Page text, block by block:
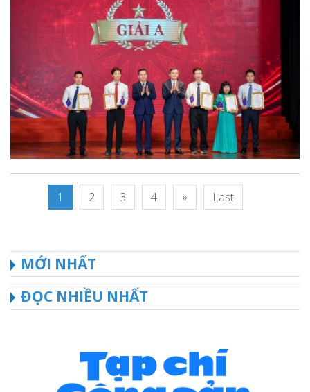
1 2 3 4 » Last
MỚI NHẤT
ĐỌC NHIỀU NHẤT